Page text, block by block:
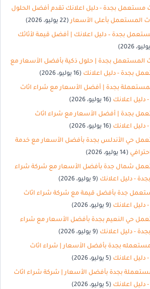
مستعمل بجدة - دليل اعلانك تقدم أفضل الحلول
المستعمل بأعلى الأسعار (22 يوليو، 2026)
بجدة – دليل اعلانك | أفضل قيمة لأثاثك
المستعمل بجدة | حلول ذكية بأفضل الأسعار مع
بجدة - دليل اعلانك (16 يوليو، 2026)
بجدة | أفضل الأسعار مع شراء اثاث
اعلانك (16 يوليو، 2026)
بجدة | أفضل الأسعار مع شراء اثاث
اعلانك (16 يوليو، 2026)
حي الأندلس بجدة بأفضل الأسعار مع خدمة
(14 يوليو، 2026)
شمال جدة بأفضل الأسعار مع شركة شراء
- دليل اعلانك (9 يوليو، 2026)
جدة بأفضل قيمة مع شركة شراء اثاث
اعلانك (9 يوليو، 2026)
حي النعيم بجدة بأفضل الأسعار مع شراء
- دليل اعلانك (9 يوليو، 2026)
بجدة بأفضل الأسعار | شراء اثاث
اعلانك (5 يوليو، 2026)
بجدة بأفضل الأسعار | شركة شراء اثاث
اعلانك (5 يوليو، 2026)